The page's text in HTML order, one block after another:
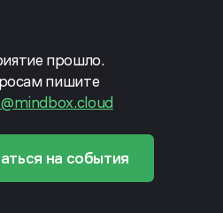
прошло.
пишите
на события